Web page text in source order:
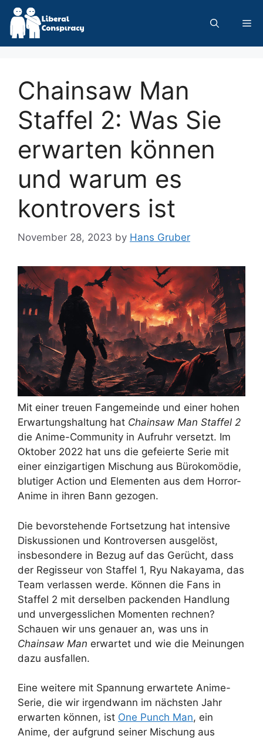
Skip
content
Chainsaw Man
Staffel 2: Was Sie
erwarten können
und warum es
kontrovers ist
November 28, 2023 by Hans Gruber
Mit einer treuen Fangemeinde und einer hohen
Erwartungshaltung hat Chainsaw Man Staffel 2
die Anime-Community in Aufruhr versetzt. Im
Oktober 2022 hat uns die gefeierte Serie mit
einer einzigartigen Mischung aus Bürokomödie,
blutiger Action und Elementen aus dem Horror-
Anime in ihren Bann gezogen.
Die bevorstehende Fortsetzung hat intensive
Diskussionen und Kontroversen ausgelöst,
insbesondere in Bezug auf das Gerücht, dass
der Regisseur von Staffel 1, Ryu Nakayama, das
Team verlassen werde. Können die Fans in
Staffel 2 mit derselben packenden Handlung
und unvergesslichen Momenten rechnen?
Schauen wir uns genauer an, was uns in
Chainsaw Man erwartet und wie die Meinungen
dazu ausfallen.
Eine weitere mit Spannung erwartete Anime-
Serie, die wir irgendwann im nächsten Jahr
erwarten können, ist One Punch Man, ein
Anime, der aufgrund seiner Mischung aus